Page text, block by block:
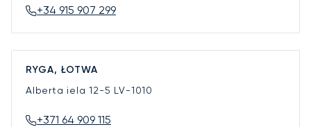
+34 915 907 299
RYGA, ŁOTWA
Alberta iela 12-5 LV-1010
+371 64 909 115